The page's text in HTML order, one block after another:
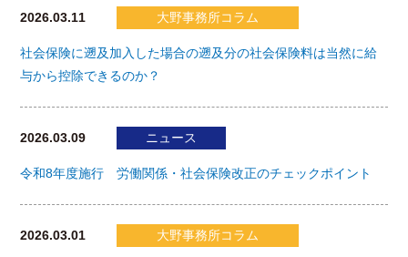
2026.03.11 大野事務所コラム
社会保険に遡及加入した場合の遡及分の社会保険料は当然に給
与から控除できるのか？
2026.03.09 ニュース
令和8年度施行 労働関係・社会保険改正のチェックポイント
2026.03.01 大野事務所コラム